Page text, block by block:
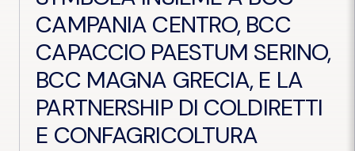
CAMPANIA CENTRO, BCC
CAPACCIO PAESTUM SERINO,
BCC MAGNA GRECIA, E LA
PARTNERSHIP DI COLDIRETTI
E CONFAGRICOLTURA